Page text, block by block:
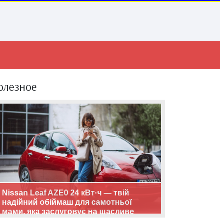
Nissan Leaf AZE0 24 кВт·ч — твій
надійний обіймаш для самотньої
мами, яка заслуговує на щасливе